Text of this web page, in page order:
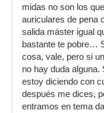
midas no son los
auriculares de pena
salida máster igual
bastante te pobre…
cosa, vale, pero si
no hay duda alguna.
estoy diciendo con
después me dices,
entramos en tema